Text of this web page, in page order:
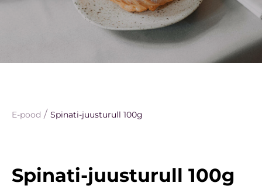
E-pood / Spinati-juusturull 100g
Spinati-juusturull 100g